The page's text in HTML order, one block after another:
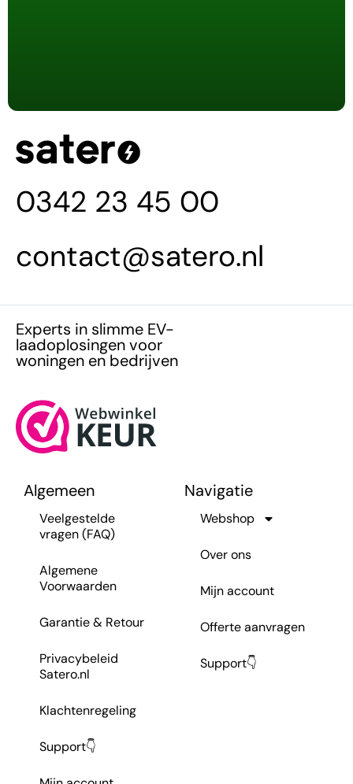
0342 23 45 00
contact@satero.nl
Experts in slimme EV-
laadoplosingen voor
woningen en bedrijven
Algemeen
Veelgestelde
vragen (FAQ)
Algemene
Voorwaarden
Garantie & Retour
Privacybeleid
Satero.nl
Klachtenregeling
Support👇
Navigatie
Webshop
Over ons
Mijn account
Offerte aanvragen
Support👇